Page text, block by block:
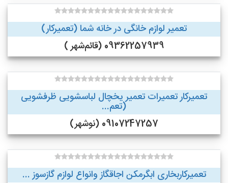
تعمیر لوازم خانگی در خانه شما (تعمیرکار)
09362257939 (قائم‌شهر )
تعمیرکار تعمیرات تعمیر یخچال لباسشویی ظرفشویی
(تعم...
09107247257 (نوشهر)
تعمیرکاربخاری ابگرمکن اجاقگاز وانواع لوازم گازسوز ...